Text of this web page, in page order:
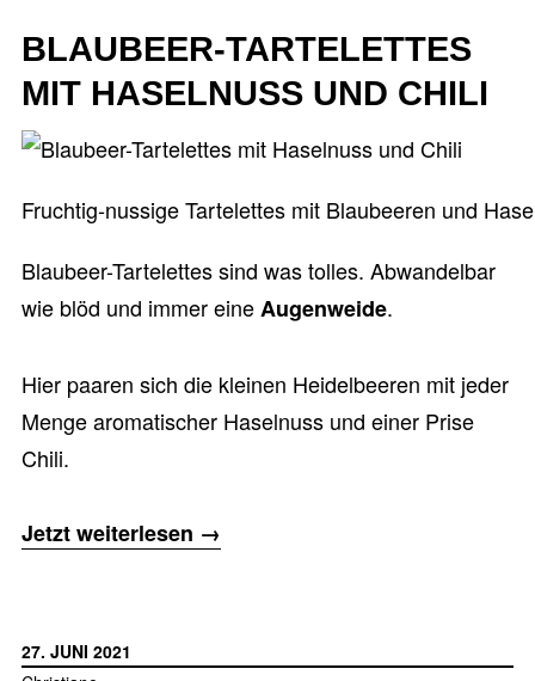
BLAUBEER-TARTELETTES
MIT HASELNUSS UND CHILI
Fruchtig-nussige Tartelettes mit Blaubeeren und
Blaubeer-Tartelettes sind was tolles. Abwandelbar
wie blöd und immer eineAugenweide.
Hier paaren sich die kleinen Heidelbeeren mit jeder
Menge aromatischer Haselnuss und einer Prise
Chili.
Jetzt weiterlesen „Blaubeer-
→
27. JUNI 2021